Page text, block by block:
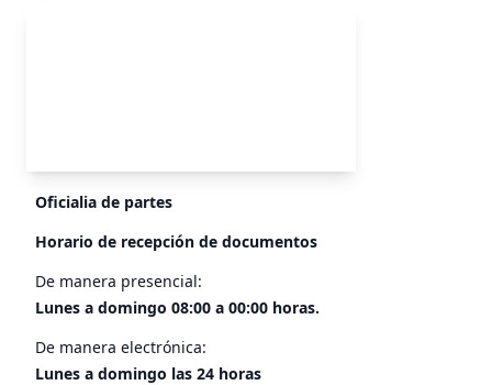
Oficialia de partes
Horario de recepción de documentos
De manera presencial:
Lunes a domingo 08:00 a 00:00 horas.
De manera electrónica:
Lunes a domingo las 24 horas